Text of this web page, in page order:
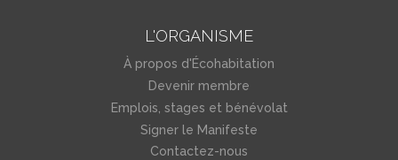
L'ORGANISME
À propos d'Écohabitation
Devenir membre
Emplois, stages et bénévolat
Signer le Manifeste
Contactez-nous